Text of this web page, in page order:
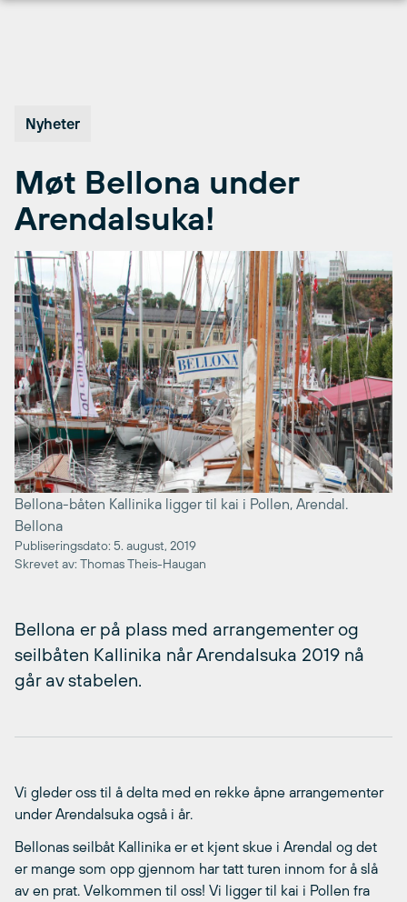
Nyheter
Møt Bellona under
Arendalsuka!
Bellona-båten Kallinika ligger til kai i Pollen, Arendal.
Bellona
Publiseringsdato: 5. august, 2019
Skrevet av: Thomas Theis-Haugan
Bellona er på plass med arrangementer og
seilbåten Kallinika når Arendalsuka 2019 nå
går av stabelen.
Vi gleder oss til å delta med en rekke åpne arrangementer
under Arendalsuka også i år.
Bellonas seilbåt Kallinika er et kjent skue i Arendal og det
er mange som opp gjennom har tatt turen innom for å slå
av en prat. Velkommen til oss! Vi ligger til kai i Pollen fra